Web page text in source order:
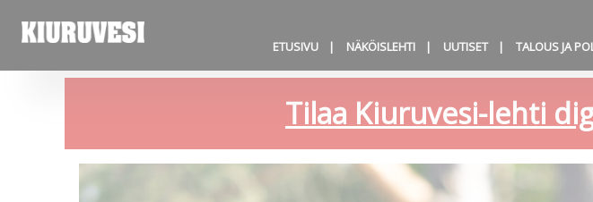
ETUSIVU
NÄKÖISLEHTI UUTISET TALOUS JA
Tilaa Kiuruvesi-lehti